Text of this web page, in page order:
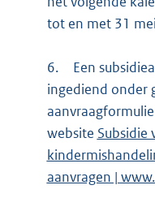
tot en met 31
6.
Een
ingediend onder
website E
x
t
Subsidie
aanvragen |